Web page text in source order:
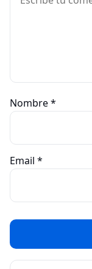
Nombre*
Email *